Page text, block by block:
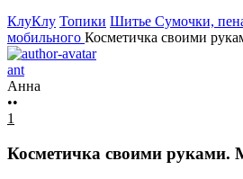
КлуКлу Топики Шитье Сумочки,
мобильного Косметичка своими
ant
Анна
••
1
Косметичка своими руками.